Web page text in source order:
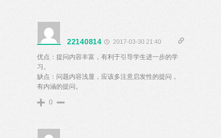
22140814 2017-03-30 21:40
优点：提问内容丰富，有利于引导学生进一步的学
习。
缺点：问题内容浅显，应该多注意启发性的提问，
有内涵的提问。
0